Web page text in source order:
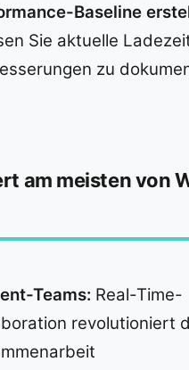
Baseline
Sie aktuelle
zu
am meisten von
Teams: Real-Time-
revolutioniert